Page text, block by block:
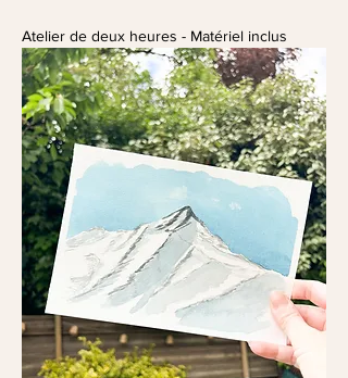
Atelier de deux heures - Matériel inclus